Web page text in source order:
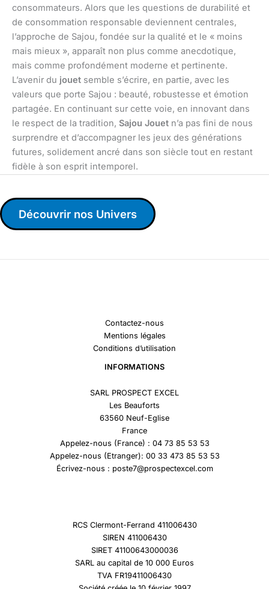
consommateurs. Alors que les questions de durabilité et
de consommation responsable deviennent centrales,
l’approche de Sajou, fondée sur la qualité et le « moins
mais mieux », apparaît non plus comme anecdotique,
mais comme profondément moderne et pertinente.
L’avenir du jouet semble s’écrire, en partie, avec les
valeurs que porte Sajou : beauté, robustesse et émotion
partagée. En continuant sur cette voie, en innovant dans
le respect de la tradition, Sajou Jouet n’a pas fini de nous
surprendre et d’accompagner les jeux des générations
futures, solidement ancré dans son siècle tout en restant
fidèle à son esprit intemporel.
Découvrir nos Univers
Contactez-nous
Mentions légales
Conditions d’utilisation
INFORMATIONS
SARL PROSPECT EXCEL
Les Beauforts
63560 Neuf-Eglise
France
Appelez-nous (France) : 04 73 85 53 53
Appelez-nous (Etranger): 00 33 473 85 53 53
Écrivez-nous : poste7@prospectexcel.com
RCS Clermont-Ferrand 411006430
SIREN 411006430
SIRET 41100643000036
SARL au capital de 10 000 Euros
TVA FR19411006430